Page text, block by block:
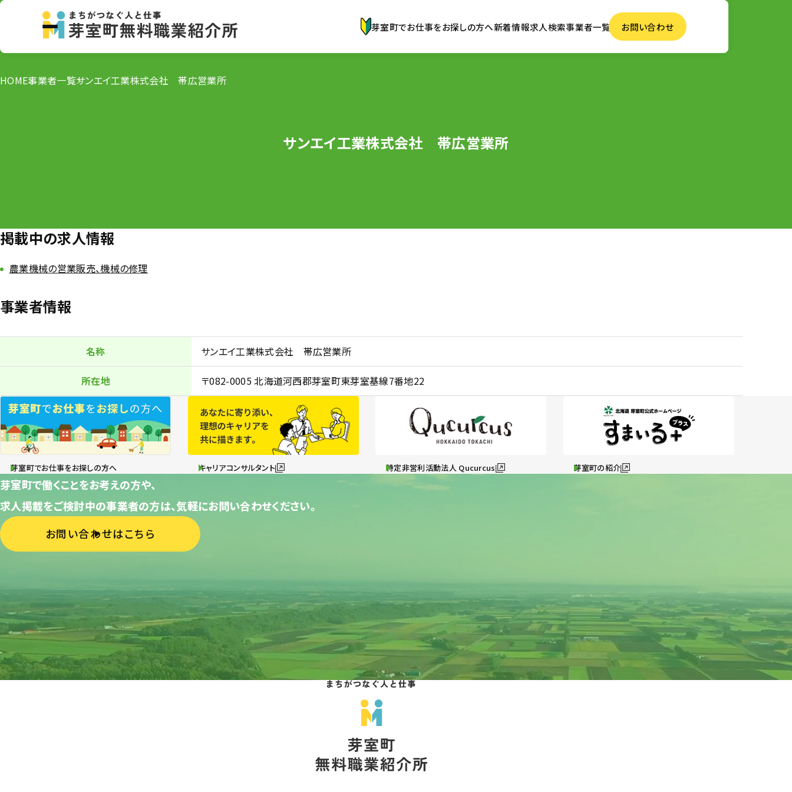
芽室町でお仕事をお探しの方へ新着情報求人検索事業者一覧 お問い合わせ
HOME事業者一覧サンエイ工業株式会社 帯広営業所
サンエイ工業株式会社 帯広営業所
掲載中の求人情報
農業機械の営業販売、機械の修理
事業者情報
名称 サンエイ工業株式会社 帯広営業所
所在地 〒082-0005 北海道河西郡芽室町東芽室基線7番地22
芽室町でお仕事をお探しの方へ キャリアコンサルタント 特定非営利活動法人 Qucurcus 芽室町の紹介
芽室町で働くことをお考えの方や、
求人掲載をご検討中の事業者の方は、気軽にお問い合わせください。
お問い合わせはこちら